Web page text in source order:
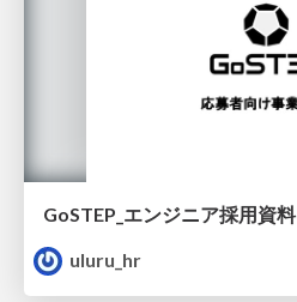
GoSTEP_エンジニア採用資料
uluru_hr